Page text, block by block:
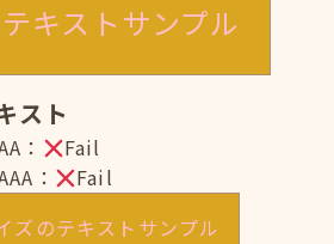
キストサンプル
スト
：
Fail
：
Fail
ズのテキストサンプル